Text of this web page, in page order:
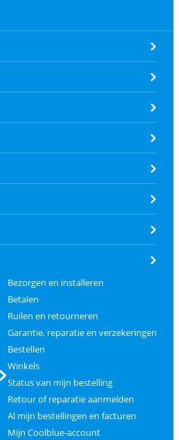
Bezorgen en installeren
Betalen
Ruilen en retourneren
Garantie, reparatie en verzekeringen
Bestellen
Winkels
Status van mijn bestelling
Retour of reparatie aanmelden
Al mijn bestellingen en facturen
Mijn Coolblue-account